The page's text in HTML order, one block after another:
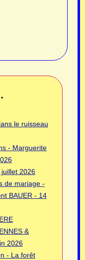
le ruisseau
- Marguerite
2026
de mariage -
BAUER - 14
&
2026
- La forêt